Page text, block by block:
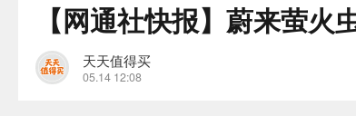
【网通社快报】蔚来萤火
天天值得买
05.14 12:08